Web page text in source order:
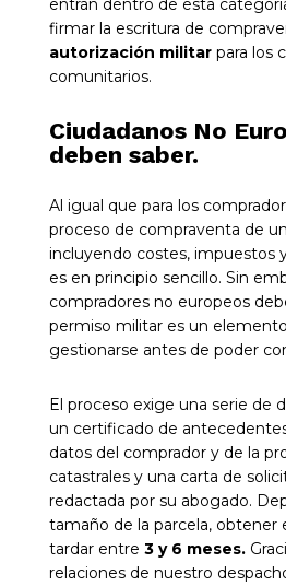
entran dentro de esta
firmar la escritura de
autorización militarpara los
comunitarios.
Ciudadanos No
deben saber.
Al igual que para los
proceso de compraventa de
incluyendo costes, impuestos
es en principio sencillo. Sin
compradores no europeos
permiso militar es un
gestionarse antes de poder
El proceso exige una serie de
un certificado de
datos del comprador y de la
catastrales y una carta de
redactada por su abogado.
tamaño de la parcela, obtener
tardar entre 3 y 6 meses.
relaciones de nuestro